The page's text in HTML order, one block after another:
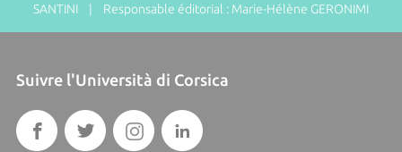
SANTINI | Responsable éditorial : Marie-Hélène GERONIMI
Suivre l'Università di Corsica